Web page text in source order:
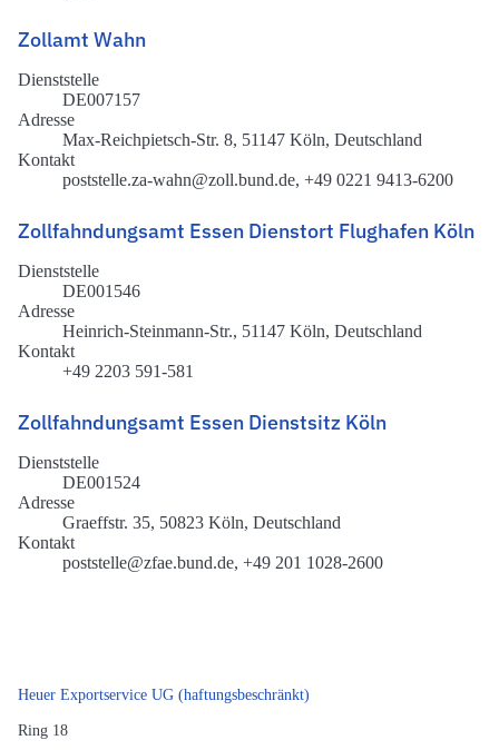
Zollamt Wahn
Dienststelle
DE007157
Adresse
Max-Reichpietsch-Str. 8, 51147 Köln, Deutschland
Kontakt
poststelle.za-wahn@zoll.bund.de, +49 0221 9413-6200
Zollfahndungsamt Essen Dienstort Flughafen Köln
Dienststelle
DE001546
Adresse
Heinrich-Steinmann-Str., 51147 Köln, Deutschland
Kontakt
+49 2203 591-581
Zollfahndungsamt Essen Dienstsitz Köln
Dienststelle
DE001524
Adresse
Graeffstr. 35, 50823 Köln, Deutschland
Kontakt
poststelle@zfae.bund.de, +49 201 1028-2600
Heuer Exportservice UG (haftungsbeschränkt)
Ring 18